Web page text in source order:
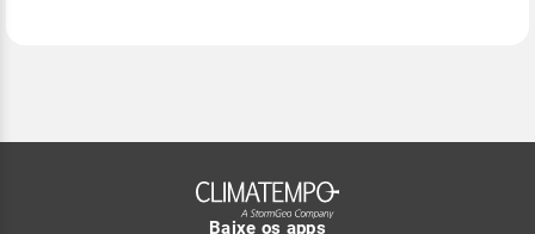
Baixe os apps